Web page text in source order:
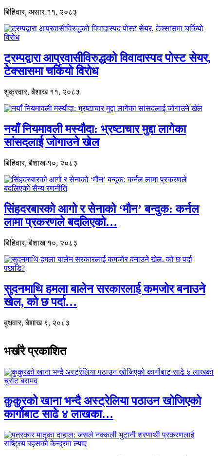
बिहिवार, असार ११, २०८३
ट्रम्पद्वारा आप्रवासीविरुद्धको विवादास्पद पोस्ट सेयर,
टेक्सासमा चर्कियो विरोध
शुक्रवार, बैशाख ११, २०८३
नयाँ नियमावली मस्यौदा: भ्रष्टाचार मुद्दा लागेका
सांसदलाई जोगाउने खेल
बिहिवार, बैशाख १०, २०८३
सिंहदरबारको आगो र सेनाको ‘मौन’ बन्दुक: कर्नल
लामा प्रकरणले बदलिएको…
बिहिवार, बैशाख १०, २०८३
सुदनमाथि हमला बालेन सरकारलाई कमजोर बनाउने
खेल, को छ पर्दा…
बुधवार, बैशाख ९, २०८३
भर्खरै प्रकाशित
कुकुरको खाना भन्दै अस्ट्रेलिया पठाउन खोजिएको
कार्गोबाट साढे ४ लाखका…